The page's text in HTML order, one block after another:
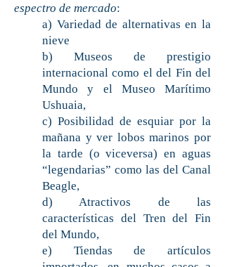
espectro de mercado:
a) Variedad de alternativas en la
nieve
b) Museos de prestigio
internacional como el del Fin del
Mundo y el Museo Marítimo
Ushuaia,
c) Posibilidad de esquiar por la
mañana y ver lobos marinos por
la tarde (o viceversa) en aguas
“legendarias” como las del Canal
Beagle,
d) Atractivos de las
características del Tren del Fin
del Mundo,
e) Tiendas de artículos